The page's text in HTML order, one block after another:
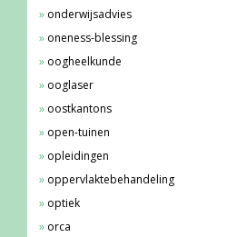
onderwijsadvies
oneness-blessing
oogheelkunde
ooglaser
oostkantons
open-tuinen
opleidingen
oppervlaktebehandeling
optiek
orca